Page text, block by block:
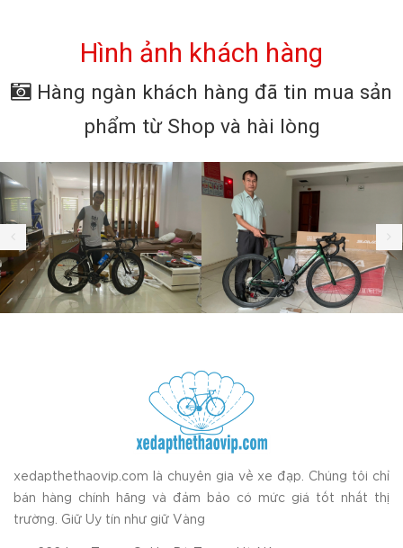
Hình ảnh khách hàng
Hàng ngàn khách hàng đã tin mua sản
phẩm từ Shop và hài lòng
xedapthethaovip.com là chuyên gia về xe đạp. Chúng tôi chỉ
bán hàng chính hãng và đảm bảo có mức giá tốt nhất thị
trường. Giữ Uy tín như giữ Vàng